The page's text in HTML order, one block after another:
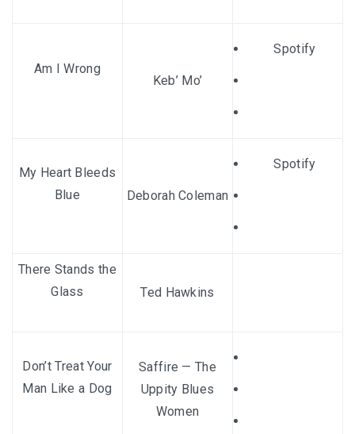
Am I Wrong
Keb’ Mo’
Spotify
My Heart Bleeds
Blue
Deborah Coleman
Spotify
There Stands the
Glass
Ted Hawkins
Don’t Treat Your
Man Like a Dog
Saffire — The
Uppity Blues
Women